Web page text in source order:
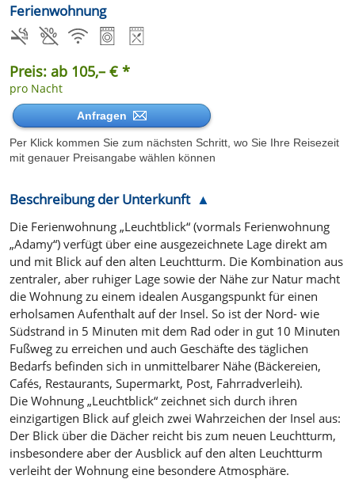
Ferienwohnung
Preis: ab 105,– € *
pro Nacht
Anfragen
Per Klick kommen Sie zum nächsten Schritt, wo Sie Ihre Reisezeit
mit genauer Preisangabe wählen können
Beschreibung der Unterkunft
Die Ferienwohnung „Leuchtblick“ (vormals Ferienwohnung
„Adamy“) verfügt über eine ausgezeichnete Lage direkt am
und mit Blick auf den alten Leuchtturm. Die Kombination aus
zentraler, aber ruhiger Lage sowie der Nähe zur Natur macht
die Wohnung zu einem idealen Ausgangspunkt für einen
erholsamen Aufenthalt auf der Insel. So ist der Nord- wie
Südstrand in 5 Minuten mit dem Rad oder in gut 10 Minuten
Fußweg zu erreichen und auch Geschäfte des täglichen
Bedarfs befinden sich in unmittelbarer Nähe (Bäckereien,
Cafés, Restaurants, Supermarkt, Post, Fahrradverleih).
Die Wohnung „Leuchtblick“ zeichnet sich durch ihren
einzigartigen Blick auf gleich zwei Wahrzeichen der Insel aus:
Der Blick über die Dächer reicht bis zum neuen Leuchtturm,
insbesondere aber der Ausblick auf den alten Leuchtturm
verleiht der Wohnung eine besondere Atmosphäre.